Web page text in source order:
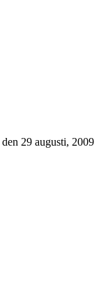
den 29 augusti, 2009